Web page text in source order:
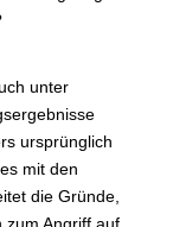
unter
ursprünglich
mit den
die Gründe,
zum Angriff auf